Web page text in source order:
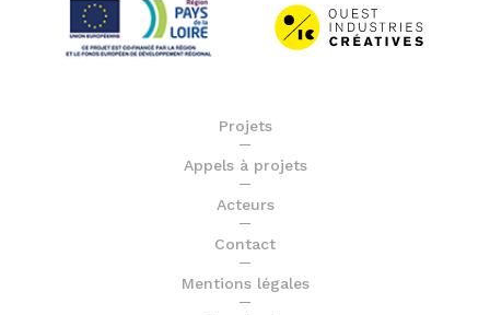
Projets
Appels à projets
Acteurs
Contact
Mentions légales